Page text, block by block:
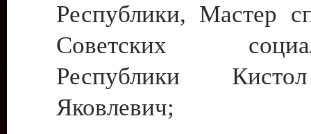
Республики, Мастер
Советских
Республики
Яковлевич;